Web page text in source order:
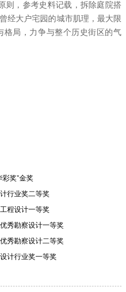
则，参考史料记载，拆除庭院搭
经大户宅园的城市肌理，最大限
格局，力争与整个历史街区的气
奖”金奖
行业奖二等奖
程设计一等奖
秀勘察设计一等奖
秀勘察设计二等奖
计行业奖一等奖